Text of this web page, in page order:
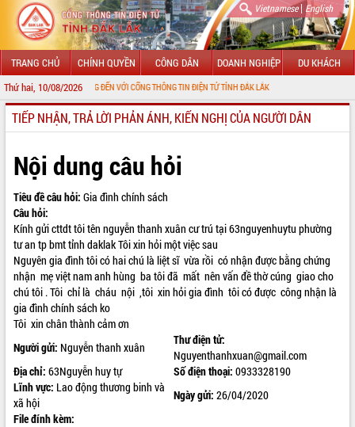
Vietnamese| English
TRANG CHỦ CHÍNH QUYỀN CÔNG DÂN DOANH NGHIỆP DU KHÁCH
Thứ hai, 10/08/2026
CHÀO MỪNG ĐẾN VỚI CỔNG THÔNG TIN ĐIỆN TỬ TỈNH ĐẮK LẮK
GIỚI THIỆU
TIN TỨC SỰ KIỆN
SỞ, BAN, NGÀNH
UBND CÁC XÃ, PHƯỜNG
THÔNG TIN CHỈ ĐẠO ĐIỀU HÀNH
HỆ THỐNG VĂN BẢN
VĂN BẢN HĐND TỈNH
ĐIỂM TIN VĂN BẢN
QUY HOẠCH - KẾ HOẠCH
TIẾP NHẬN, TRẢ LỜI PHẢN ÁNH, KIẾN NGHỊ CỦA NGƯỜI DÂN
Nội dung câu hỏi
Tiêu đề câu hỏi: Gia đình chính sách
Câu hỏi:
Kính gửi cttdt tôi tên nguyễn thanh xuân cư trú tại 63nguyenhuytu phường
tư an tp bmt tỉnh daklak Tôi xin hỏi một việc sau
Nguyên gia đình tôi có hai chú là liệt sĩ vừa rồi có nhận được bằng chứng
nhận mẹ việt nam anh hùng ba tôi đã mất nên vấn đề thờ cúng giao cho
chú tôi . Tôi chỉ là cháu nội ,tôi xin hỏi gia đình tôi có được công nhận là
gia đình chính sách ko
Tôi xin chân thành cảm ơn
Người gửi: Nguyễn thanh xuân
Thư điện tử:
Nguyenthanhxuan@gmail.com
Địa chỉ: 63Nguyễn huy tự Số điện thoại: 0933328190
Lĩnh vực: Lao động thương binh và
xã hội
Ngày gửi: 26/04/2020
File đính kèm: